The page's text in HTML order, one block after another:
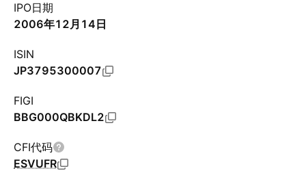
IPO日期
2006年12月14日
ISIN
JP3795300007
FIGI
BBG000QBKDL2
CFI代码
ESVUFR